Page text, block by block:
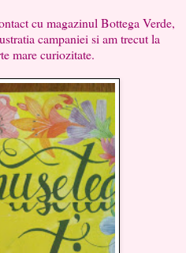
cu magazinul Bottega Verde,
campaniei si am trecut la
mare curiozitate.